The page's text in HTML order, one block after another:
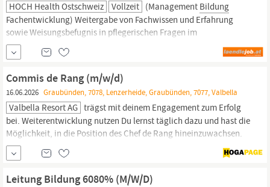
HOCH Health Ostschweiz Vollzeit (Management Bildung
Fachentwicklung) Weitergabe von Fachwissen und Erfahrung
sowie Weisungsbefugnis in pflegerischen Fragen im
Verantwortungsbereich Verantwortlich für Qualitätsarbeiten auf
der Station und Mitarbeit in der Qualitätsgruppe Chirurgie mit
monatlichen Sitzungen Was Sie für diese Stelle mitbringen
Ausbildung als Dipl.
Commis de Rang (m/w/d)
16.06.2026 Graubünden, 7078, Lenzerheide, Graubünden, 7077, Valbella
Valbella Resort AG trägst mit deinem Engagement zum Erfolg
bei. Weiterentwicklung nutzen Du lernst täglich dazu und hast die
Möglichkeit, in die Position des Chef de Rang hineinzuwachsen.
Das bringst du mit
Serviceerfahrung oder eine abgeschlossene Ausbildung in der
Gastronomie – oder bist bereit, alles zu lernen. ‍ Lernbereit &
Leitung Bildung 6080% (M/W/D)